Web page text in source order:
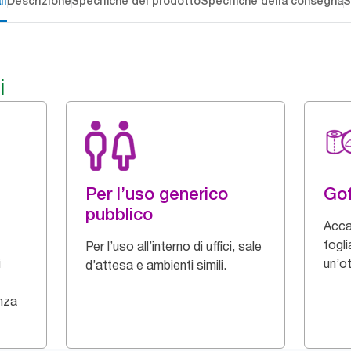
Per l’uso generico
pubblico
Per l’uso all’interno di uffici, sale
d’attesa e ambienti simili.